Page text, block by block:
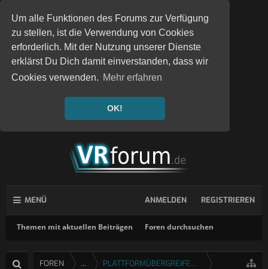
Um alle Funktionen des Forums zur Verfügung
zu stellen, ist die Verwendung von Cookies
erforderlich. Mit der Nutzung unserer Dienste
erklärst Du Dich damit einverstanden, dass wir
Cookies verwenden. Mehr erfahren
OK!
MENÜ
Themen mit aktuellen Beiträgen Foren durchsuchen
ANMELDEN REGISTRIEREN
FOREN ... PLATTFORMÜBERGREIFENDE SPIELE